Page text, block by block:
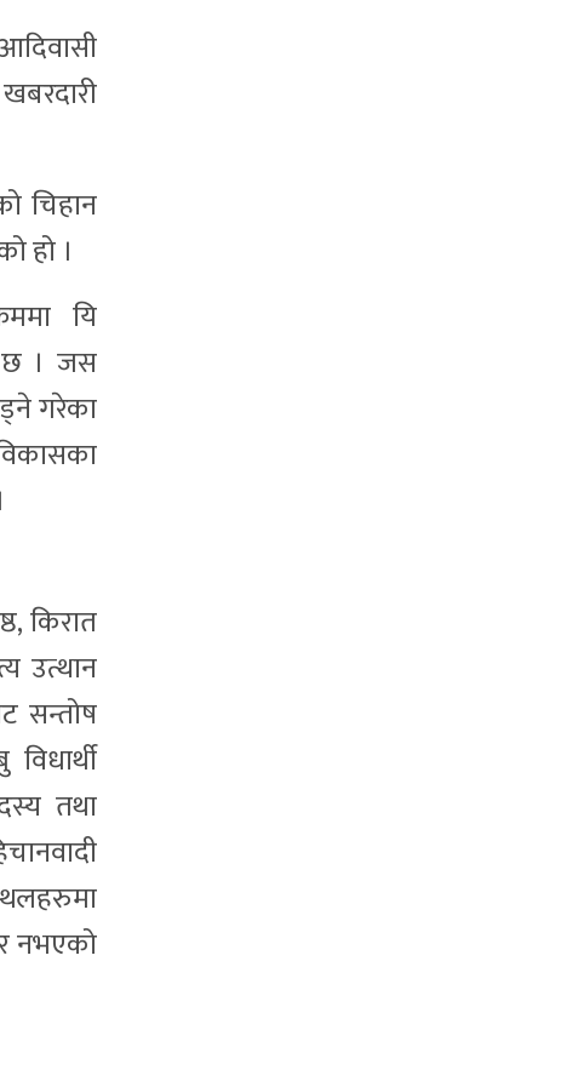
चिहान
हो ।
यि
छ । जस
गरेका
किरात
उत्थान
सन्तोष
तथा
नभएको